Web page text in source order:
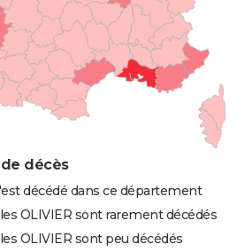
de décès
décédé dans ce département
OLIVIER sont rarement décédés
OLIVIER sont peu décédés